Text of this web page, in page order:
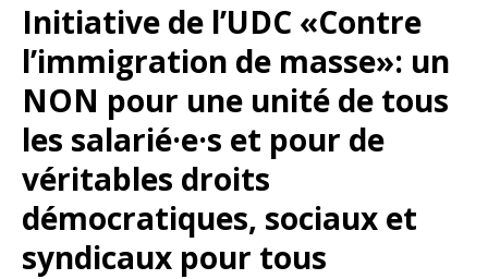
Initiative de l’UDC «Contre
l’immigration de masse»: un
NON pour une unité de tous
les salarié·e·s et pour de
véritables droits
démocratiques, sociaux et
syndicaux pour tous